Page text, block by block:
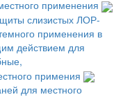
применения
слизистых ЛОР-
применения в
действием для
примения
для местного